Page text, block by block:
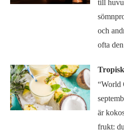
till
och
ofta
“World
är
frukt: